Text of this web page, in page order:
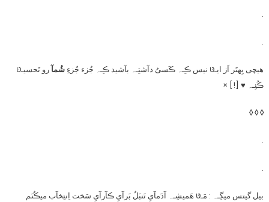
.
.
هیچی بِهتَر اَز ایـטּ نیس ڪِـہ ڪَسیُ دآشتِـہ بآشید ڪِـہ جُزء جُزءِ شُمآرو تَحسیـטּ
ڪُنِـہ ♥ [!] ×
◊ ◊ ◊
.
.
بیل گیتس میگِـہ : مَـטּ هَمیشِـہ آدَمآیِ تَنبَلُ بَرآیِ ڪآرآیِ سَخت اِنتِخآب میڪُنَم